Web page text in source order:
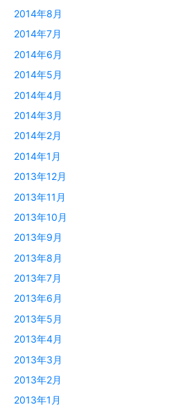
2014年8月
2014年7月
2014年6月
2014年5月
2014年4月
2014年3月
2014年2月
2014年1月
2013年12月
2013年11月
2013年10月
2013年9月
2013年8月
2013年7月
2013年6月
2013年5月
2013年4月
2013年3月
2013年2月
2013年1月